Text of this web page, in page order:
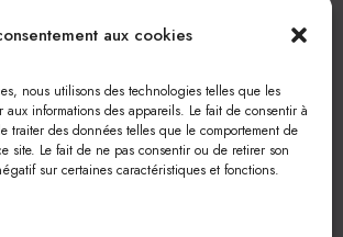
aux cookies
nous utilisons des technologies telles que les
informations des appareils. Le fait de consentir à
traiter des données telles que le comportement de
site. Le fait de ne pas consentir ou de retirer son
sur certaines caractéristiques et fonctions.
toute l'actu
piscine béton à Narbonne
à Narbonne
Narbonne